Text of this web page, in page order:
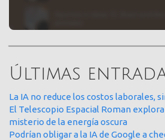
Últimas
La IA no reduce los costos laborales,
El Telescopio Espacial Roman
misterio de la energía oscura
Podrían obligar a la IA de Google a